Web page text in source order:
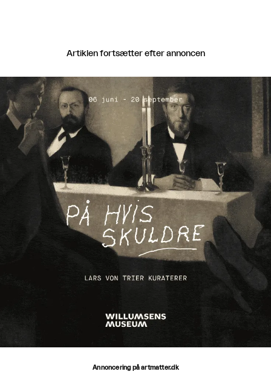
Artiklen fortsætter efter annoncen
Annoncering på artmatter.dk